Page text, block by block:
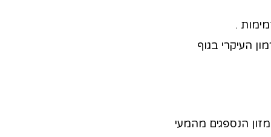
.
העיקרי בגוף
הנספגים מהמעי